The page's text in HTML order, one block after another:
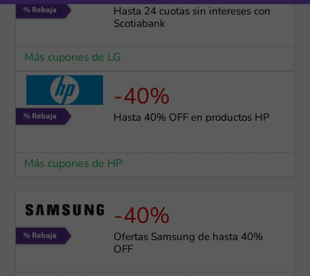
Hasta 24 cuotas sin intereses con
Scotiabank
Más cupones de LG
-40%
Hasta 40% OFF en productos HP
Más cupones de HP
-40%
Ofertas Samsung de hasta 40%
OFF